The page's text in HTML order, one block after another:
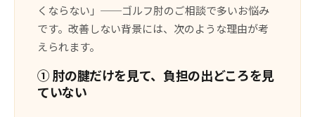
くならない」──ゴルフ肘のご相談で多いお悩み
です。改善しない背景には、次のような理由が考
えられます。
① 肘の腱だけを見て、負担の出どころを見
ていない